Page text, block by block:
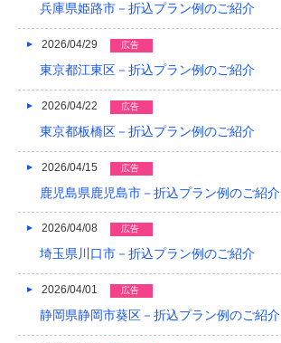
2023/02
2023/01
2022/10
2022/09
2022/07
2022/06
2022/05
兵庫県姫路市－折込プラン例のご紹介
2026/04/29 広告
東京都江東区－折込プラン例のご紹介
2026/04/22 広告
東京都板橋区－折込プラン例のご紹介
2026/04/15 広告
鹿児島県鹿児島市－折込プラン例のご紹介
2026/04/08 広告
埼玉県川口市－折込プラン例のご紹介
2026/04/01 広告
静岡県静岡市葵区－折込プラン例のご紹介